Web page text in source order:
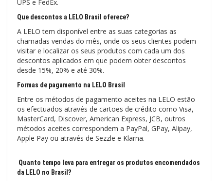
UPS e FedEx.
Que descontos a LELO Brasil oferece?
A LELO tem disponível entre as suas categorias as
chamadas vendas do mês, onde os seus clientes podem
visitar e localizar os seus produtos com cada um dos
descontos aplicados em que podem obter descontos
desde 15%, 20% e até 30%.
Formas de pagamento na LELO Brasil
Entre os métodos de pagamento aceites na LELO estão
os efectuados através de cartões de crédito como Visa,
MasterCard, Discover, American Express, JCB, outros
métodos aceites correspondem a PayPal, GPay, Alipay,
Apple Pay ou através de Sezzle e Klarna.
Quanto tempo leva para entregar os produtos encomendados
da LELO no Brasil?